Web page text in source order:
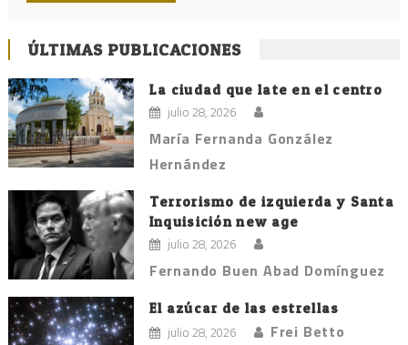
ÚLTIMAS PUBLICACIONES
La ciudad que late en el centro
julio 28, 2026
María Fernanda González
Hernández
Terrorismo de izquierda y Santa
Inquisición new age
julio 28, 2026
Fernando Buen Abad Domínguez
El azúcar de las estrellas
julio 28, 2026 Frei Betto